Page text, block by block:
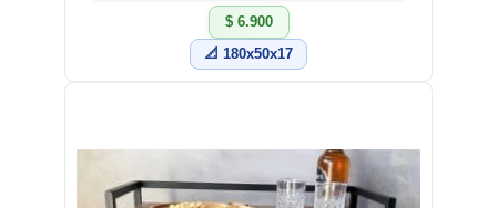
$ 6.900
📐 180x50x17